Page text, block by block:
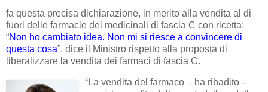
fa questa precisa dichiarazione, in merito alla vendita al di
fuori delle farmacie dei medicinali di fascia C con ricetta:
“Non ho cambiato idea. Non mi si riesce a convincere di
questa cosa”, dice il Ministro rispetto alla proposta di
liberalizzare la vendita dei farmaci di fascia C.
“La vendita del farmaco – ha ribadito -